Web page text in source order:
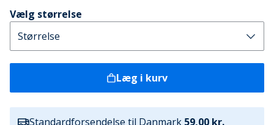
Vælg størrelse
Læg i kurv
Standardforsendelse til Danmark 59,00 kr.